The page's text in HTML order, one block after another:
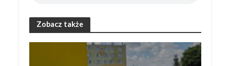
Zobacz także